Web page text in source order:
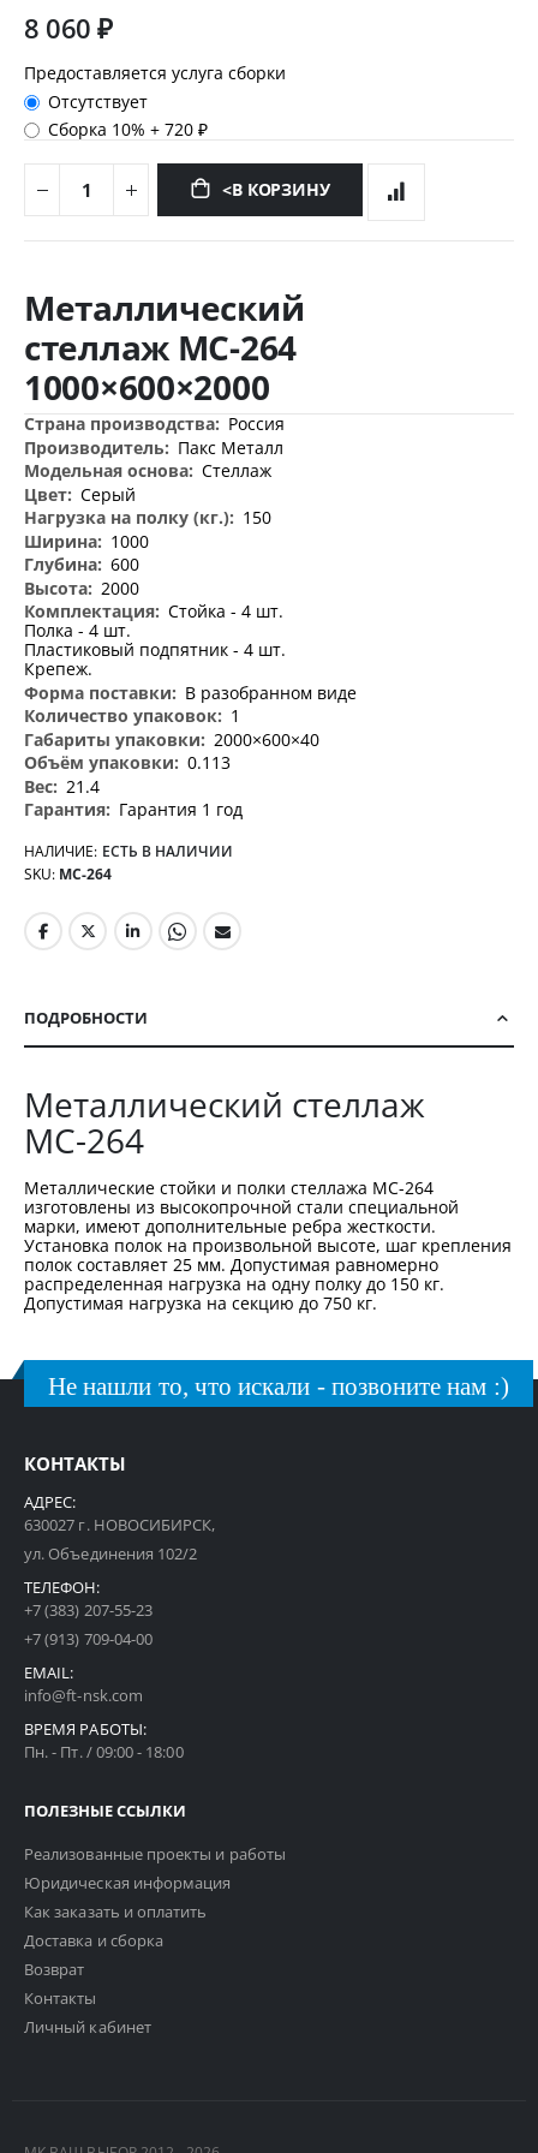
8 060 ₽
Предоставляется услуга сборки
Отсутствует
Сборка 10%+720 ₽
<В КОРЗИНУ
к
началу
изображений
Металлический
стеллаж МС-264
1000×600×2000
Дополнительная
информация
Россия
Пакс Металл
Стеллаж
Серый
150
1000
600
2000
Стойка - 4 шт.
Полка - 4 шт.
Пластиковый подпятник - 4 шт.
Крепеж.
В разобранном виде
1
2000×600×40
0.113
21.4
Гарантия 1 год
НАЛИЧИЕ: ЕСТЬ В НАЛИЧИИ
SKU МС-264
ПОДРОБНОСТИ
Металлический стеллаж
МС-264
Металлические стойки и полки стеллажа МС-264
изготовлены из высокопрочной стали специальной
марки, имеют дополнительные ребра жесткости.
Установка полок на произвольной высоте, шаг крепления
полок составляет 25 мм. Допустимая равномерно
распределенная нагрузка на одну полку до 150 кг.
Допустимая нагрузка на секцию до 750 кг.
Не нашли то, что искали - позвоните нам :)
КОНТАКТЫ
АДРЕС:
630027 г. НОВОСИБИРСК,
ул. Объединения 102/2
ТЕЛЕФОН:
+7 (383) 207-55-23
+7 (913) 709-04-00
EMAIL:
info@ft-nsk.com
ВРЕМЯ РАБОТЫ:
Пн. - Пт. / 09:00 - 18:00
ПОЛЕЗНЫЕ ССЫЛКИ
Реализованные проекты и работы
Юридическая информация
Как заказать и оплатить
Доставка и сборка
Возврат
Контакты
Личный кабинет